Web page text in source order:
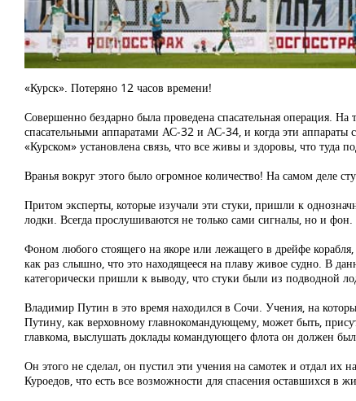
«Курск». Потеряно 12 часов времени!
Совершенно бездарно была проведена спасательная операция.
спасательными аппаратами АС-32 и АС-34, и когда эти аппараты
«Курском» установлена связь, что все живы и здоровы, что туда
Вранья вокруг этого было огромное количество! На самом деле
Притом эксперты, которые изучали эти стуки, пришли к
лодки. Всегда прослушиваются не только сами сигналы, но и фон.
Фоном любого стоящего на якоре или лежащего в дрейфе корабля,
как раз слышно, что это находящееся на плаву живое судно. В
категорически пришли к выводу, что стуки были из подводной
Владимир Путин в это время находился в Сочи. Учения, на
Путину, как верховному главнокомандующему, может быть,
главкома, выслушать доклады командующего флота он должен
Он этого не сделал, он пустил эти учения на самотек и отдал
Куроедов, что есть все возможности для спасения оставшихся в